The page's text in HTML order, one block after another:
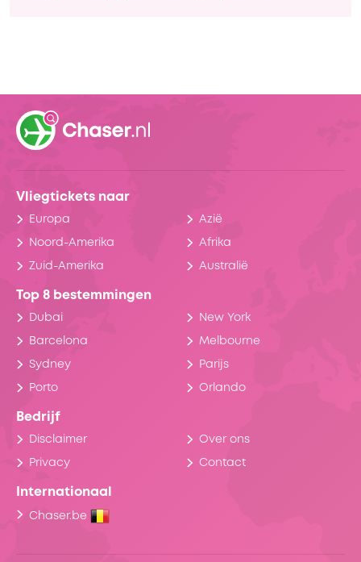
Vliegtickets naar
Europa
Noord-Amerika
Zuid-Amerika
Azië
Afrika
Australië
Top 8 bestemmingen
Dubai
Barcelona
Sydney
Porto
New York
Melbourne
Parijs
Orlando
Bedrijf
Disclaimer
Privacy
Over ons
Contact
Internationaal
Chaser.be